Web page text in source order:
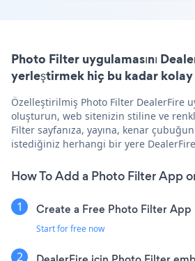
Photo Filter uygulamasını
yerleştirmek hiç bu kadar kolay
Özelleştirilmiş Photo Filter DealerFire
oluşturun, web sitenizin stiline ve
Filter sayfanıza, yayına, kenar
istediğiniz herhangi bir yere
How To Add a Photo Filter App
Create a Free Photo Filter App
Start for free now